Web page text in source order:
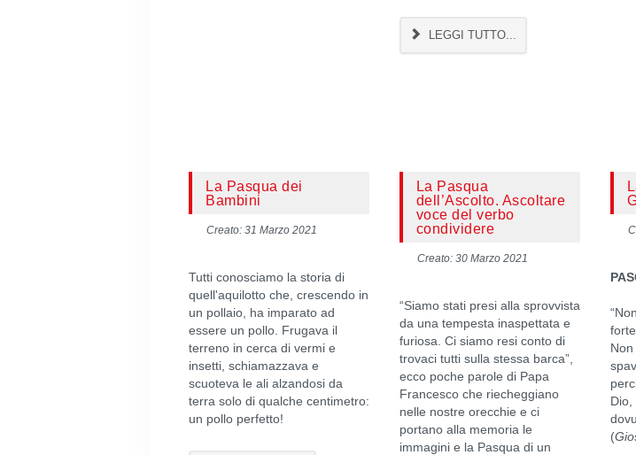
LEGGI TUTTO...
La Pasqua dei
Bambini
Creato: 31 Marzo 2021
Tutti conosciamo la storia di
quell'aquilotto che, crescendo in
un pollaio, ha imparato ad
essere un pollo. Frugava il
terreno in cerca di vermi e
insetti, schiamazzava e
scuoteva le ali alzandosi da
terra solo di qualche centimetro:
un pollo perfetto!
La Pasqua
dell’Ascolto. Ascoltare
voce del verbo
condividere
Creato: 30 Marzo 2021
“Siamo stati presi alla sprovvista
da una tempesta inaspettata e
furiosa. Ci siamo resi conto di
trovaci tutti sulla stessa barca”,
ecco poche parole di Papa
Francesco che riecheggiano
nelle nostre orecchie e ci
portano alla memoria le
immagini e la Pasqua di un
Dio,
(